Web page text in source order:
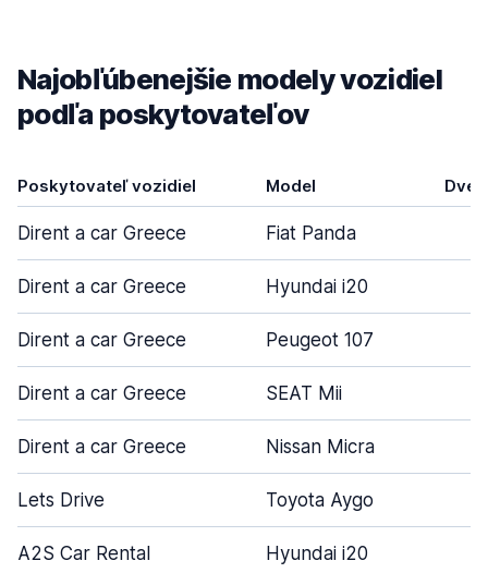
Najobľúbenejšie modely vozidiel
podľa poskytovateľov
Poskytovateľ vozidiel Model
Dirent a car Greece Fiat Panda
Dirent a car Greece Hyundai i20
Dirent a car Greece Peugeot 107
Dirent a car Greece SEAT Mii
Dirent a car Greece Nissan Micra
Lets Drive Toyota Aygo
A2S Car Rental Hyundai i20